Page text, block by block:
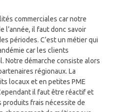
commerciales car notre
l’année, il faut donc savoir
périodes. C’est un métier qui
car les clients
Notre démarche consiste alors
régionaux. La
locaux et en petites PME
il faut être réactif et
produits frais nécessite de